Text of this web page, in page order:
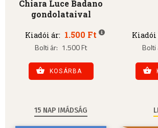
Chiara Luce Badano
gondolataival
Kiadói ár: 1.500 Ft
Bolti ár: 1.500 Ft
KOSÁRBA
Kiadói
Bolti
15 NAP IMÁDSÁG